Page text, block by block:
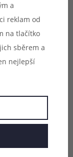
a
reklam od
na tlačítko
sběrem a
nejlepší